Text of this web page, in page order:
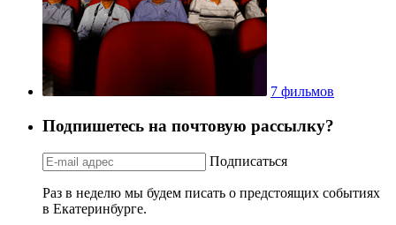
7 фильмов
Подпишетесь на почтовую рассылку?
Подписаться
Раз в неделю мы будем писать о предстоящих событиях
в Екатеринбурге.